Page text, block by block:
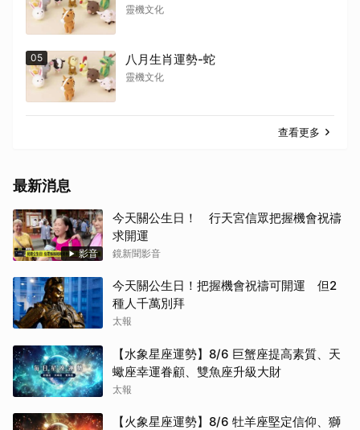
靈機文化
05 八月生肖運勢-蛇
靈機文化
查看更多
最新消息
影音
今天關公生日！ 行天宮信眾把握機會祝禱
求開運
鏡新聞影音
今天關公生日！把握機會祝禱可開運 但2
種人千萬別拜
太報
【水象星座運勢】8/6 巨蟹座提高素質、天
蠍座幸運眷顧、雙魚座升級大財
太報
【火象星座運勢】8/6 牡羊座堅定信仰、獅